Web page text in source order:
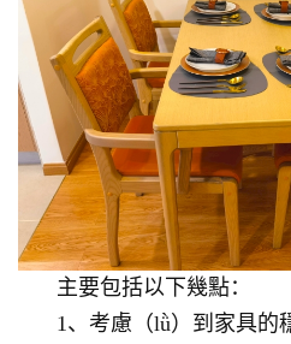
主要包括以下幾點：
1、考慮（lǜ）到家具的